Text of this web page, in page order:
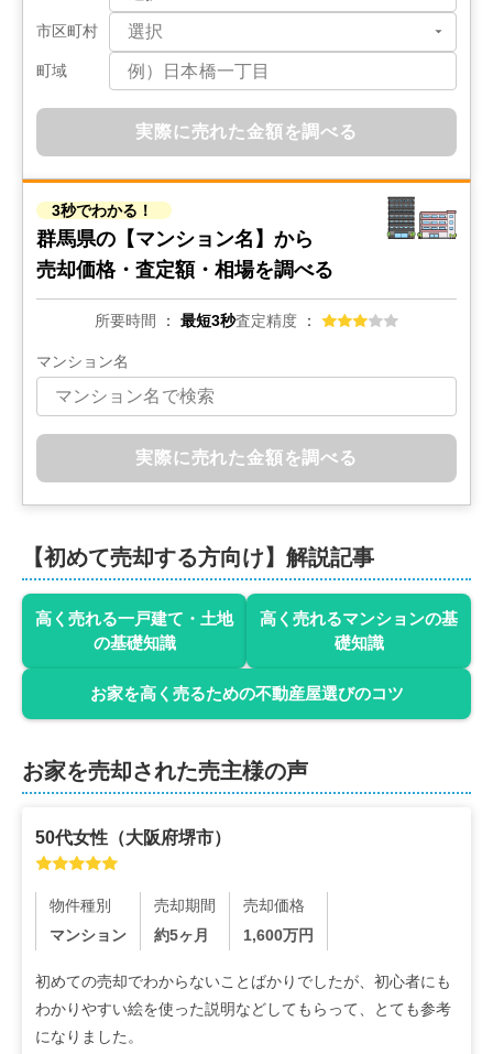
市区町村
町域
実際に売れた金額を調べる
3秒でわかる！
群馬県の 【マンション名】から
売却価格・査定額・相場を調べる
所要時間 最短3秒査定精度
マンション名
実際に売れた金額を調べる
【初めて売却する方向け】解説記事
高く売れる一戸建て・土地
の基礎知識
高く売れるマンションの基
礎知識
お家を高く売るための不動産屋選びのコツ
お家を売却された売主様の声
50代女性 （大阪府堺市）
物件種別
マンション
売却期間
約5ヶ月
売却価格
1,600万円
初めての売却でわからないことばかりでしたが、初心者にも
わかりやすい絵を使った説明などしてもらって、とても参考
になりました。